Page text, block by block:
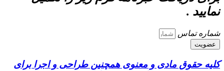
نمایید .
شماره تماس
عضویت
کلیه حقوق مادی و معنوی همچنین طراحی و اجرا برای